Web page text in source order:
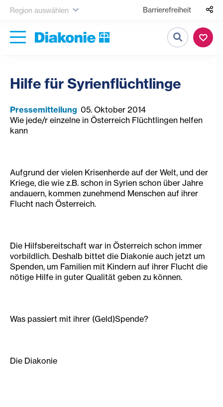
Region auswählen Barrierefreiheit
Suche
Hilfe für Syrienflüchtlinge
Pressemitteilung 05. Oktober 2014
Wie jede/r einzelne in Österreich Flüchtlingen helfen
kann
Aufgrund der vielen Krisenherde auf der Welt, und der
Kriege, die wie z.B. schon in Syrien schon über Jahre
andauern, kommen zunehmend Menschen auf ihrer
Flucht nach Österreich.
Die Hilfsbereitschaft war in Österreich schon immer
vorbildlich. Deshalb bittet die Diakonie auch jetzt um
Spenden, um Familien mit Kindern auf ihrer Flucht die
nötige Hilfe in guter Qualität geben zu können.
Was passiert mit ihrer (Geld)Spende?
Die Diakonie